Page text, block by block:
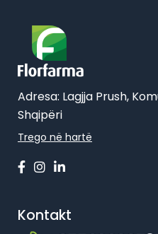
Adresa: Lagjja Prush,
Shqipëri
Trego në hartë
Kontakt